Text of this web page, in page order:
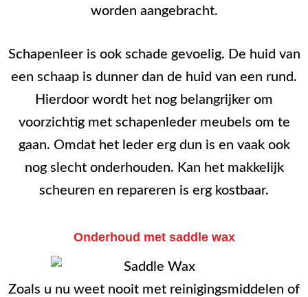
worden aangebracht.
Schapenleer is ook schade gevoelig. De huid van
een schaap is dunner dan de huid van een rund.
Hierdoor wordt het nog belangrijker om
voorzichtig met schapenleder meubels om te
gaan. Omdat het leder erg dun is en vaak ook
nog slecht onderhouden. Kan het makkelijk
scheuren en repareren is erg kostbaar.
Onderhoud met saddle wax
Zoals u nu weet nooit met reinigingsmiddelen of